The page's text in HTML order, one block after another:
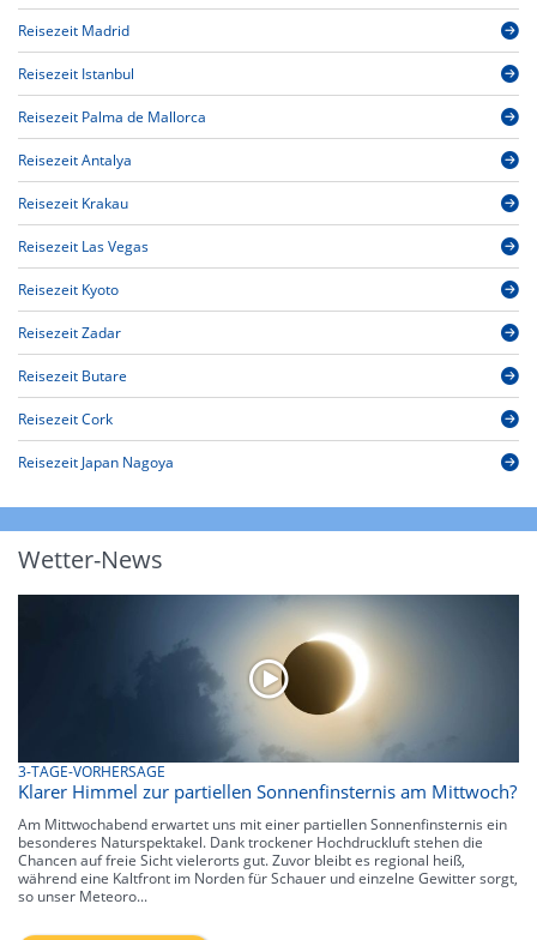
Reisezeit Madrid
Reisezeit Istanbul
Reisezeit Palma de Mallorca
Reisezeit Antalya
Reisezeit Krakau
Reisezeit Las Vegas
Reisezeit Kyoto
Reisezeit Zadar
Reisezeit Butare
Reisezeit Cork
Reisezeit Japan Nagoya
Wetter-News
3-TAGE-VORHERSAGE
Klarer Himmel zur partiellen Sonnenfinsternis am Mittwoch?
Am Mittwochabend erwartet uns mit einer partiellen Sonnenfinsternis ein
besonderes Naturspektakel. Dank trockener Hochdruckluft stehen die
Chancen auf freie Sicht vielerorts gut. Zuvor bleibt es regional heiß,
während eine Kaltfront im Norden für Schauer und einzelne Gewitter sorgt,
so unser Meteoro...